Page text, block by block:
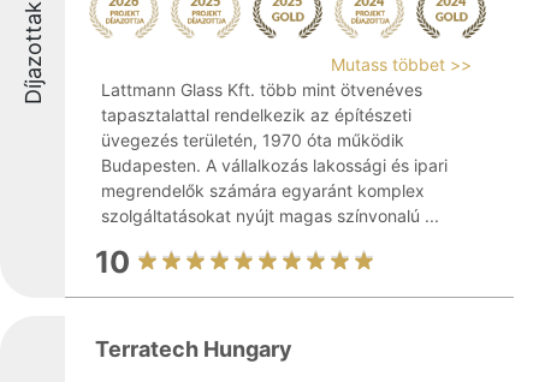
Díjazottak
Mutass többet >>
Lattmann Glass Kft. több mint ötvenéves
tapasztalattal rendelkezik az építészeti
üvegezés területén, 1970 óta működik
Budapesten. A vállalkozás lakossági és ipari
megrendelők számára egyaránt komplex
szolgáltatásokat nyújt magas színvonalú ...
10
Terratech Hungary